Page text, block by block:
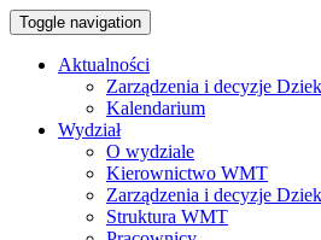
Toggle navigation
Aktualności
Zarządzenia i decyzje
Kalendarium
Wydział
O wydziale
Kierownictwo WMT
Zarządzenia i decyzje
Struktura WMT